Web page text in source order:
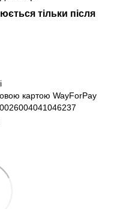
тільки після
картою WayForPay